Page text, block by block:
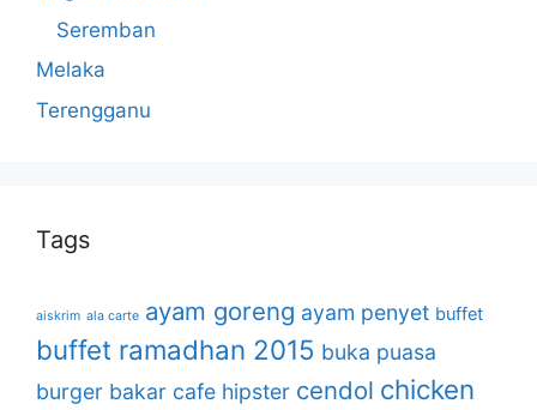
Seremban
Melaka
Terengganu
Tags
aiskrim ala carte ayam goreng ayam penyet buffet
buffet ramadhan 2015 buka puasa
burger bakar cafe hipster cendol chicken